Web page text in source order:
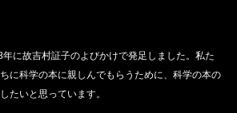
に故吉村証子のよびかけで発足しました。私た
に科学の本に親しんでもらうために、科学の本の
たいと思っています。